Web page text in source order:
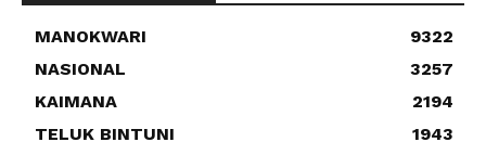
MANOKWARI
9322
NASIONAL
3257
KAIMANA
2194
TELUK BINTUNI
1943